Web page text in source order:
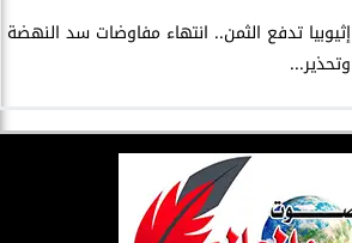
إثيوبيا تدفع الثمن.. انتهاء مفاوضات سد النهضة
وتحذير...